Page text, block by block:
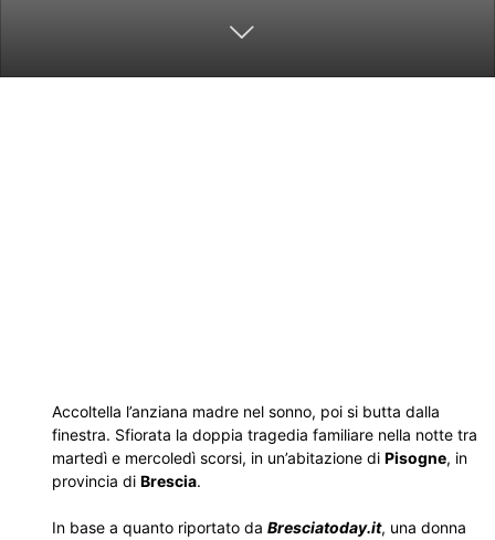
Accoltella l’anziana madre nel sonno, poi si butta dalla
finestra. Sfiorata la doppia tragedia familiare nella notte tra
martedì e mercoledì scorsi, in un’abitazione di Pisogne, in
provincia di Brescia.
In base a quanto riportato da Bresciatoday.it, una donna